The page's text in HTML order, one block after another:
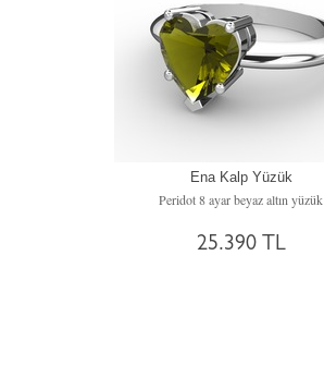
Ena Kalp Yüzük
Peridot 8 ayar beyaz altın yüzük
25.390 TL